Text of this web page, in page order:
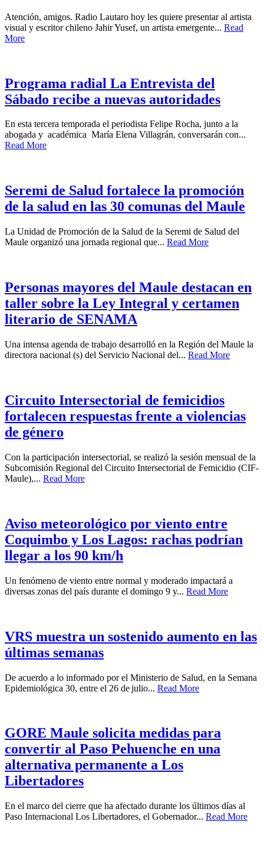
Atención, amigos. Radio Lautaro hoy les quiere presentar al artista
visual y escritor chileno Jahir Yusef, un artista emergente... Read
More
Programa radial La Entrevista del
Sábado recibe a nuevas autoridades
En esta tercera temporada el periodista Felipe Rocha, junto a la
abogada y académica María Elena Villagrán, conversarán con...
Read More
Seremi de Salud fortalece la promoción
de la salud en las 30 comunas del Maule
La Unidad de Promoción de la Salud de la Seremi de Salud del
Maule organizó una jornada regional que... Read More
Personas mayores del Maule destacan en
taller sobre la Ley Integral y certamen
literario de SENAMA
Una intensa agenda de trabajo desarrolló en la Región del Maule la
directora nacional (s) del Servicio Nacional del... Read More
Circuito Intersectorial de femicidios
fortalecen respuestas frente a violencias
de género
Con la participación intersectorial, se realizó la sesión mensual de la
Subcomisión Regional del Circuito Intersectorial de Femicidio (CIF-
Maule),... Read More
Aviso meteorológico por viento entre
Coquimbo y Los Lagos: rachas podrían
llegar a los 90 km/h
Un fenómeno de viento entre normal y moderado impactará a
diversas zonas del país durante el domingo 9 y... Read More
VRS muestra un sostenido aumento en las
últimas semanas
De acuerdo a lo informado por el Ministerio de Salud, en la Semana
Epidemiológica 30, entre el 26 de julio... Read More
GORE Maule solicita medidas para
convertir al Paso Pehuenche en una
alternativa permanente a Los
Libertadores
En el marco del cierre que ha afectado durante los últimos días al
Paso Internacional Los Libertadores, el Gobernador... Read More